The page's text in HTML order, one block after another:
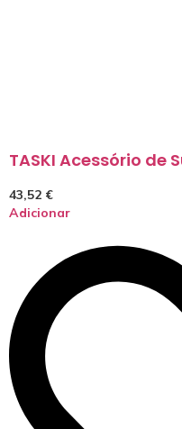
TASKI Acessório de
43,52 €
Adicionar